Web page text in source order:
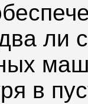
ли
в